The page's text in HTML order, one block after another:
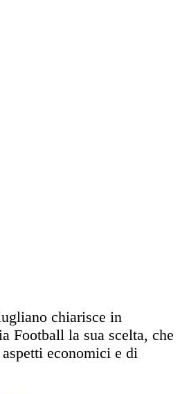
chiarisce in
Football la sua scelta, che
economici e di